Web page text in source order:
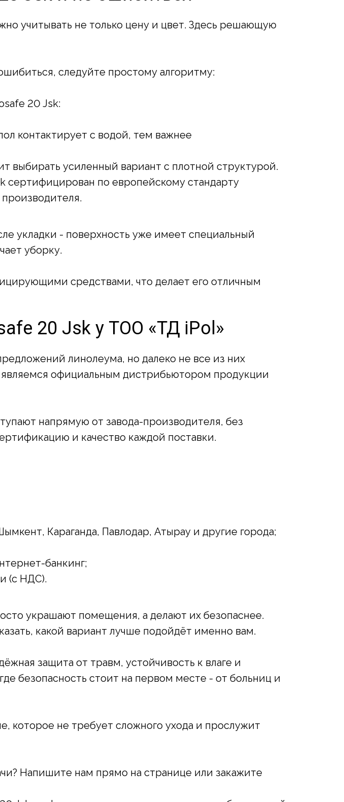
учитывать не только цену и цвет. Здесь решающую
следуйте простому алгоритму:
20 Jsk:
контактирует с водой, тем важнее
выбирать усиленный вариант с плотной структурой.
сертифицирован по европейскому стандарту
укладки - поверхность уже имеет специальный
уборку.
средствами, что делает его отличным
20 Jsk у ТОО «ТД iPol»
линолеума, но далеко не все из них
официальным дистрибьютором продукции
напрямую от завода-производителя, без
и качество каждой поставки.
Караганда, Павлодар, Атырау и другие города;
банкинг;
(с НДС).
украшают помещения, а делают их безопаснее.
какой вариант лучше подойдёт именно вам.
защита от травм, устойчивость к влаге и
безопасность стоит на первом месте - от больниц и
которое не требует сложного ухода и прослужит
Напишите нам прямо на странице или закажите